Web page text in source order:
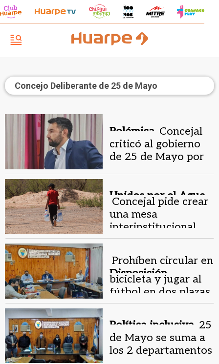
Concejo Deliberante de 25 de Mayo
Polémica. Concejal
criticó al gobierno
de 25 de Mayo por
Unidos por el Agua.
Concejal pide crear
una mesa
interinstitucional
por la falta de agua
Disposición
municipal .
Prohíben circular en
bicicleta y jugar al
fútbol en dos plazas
de 25 de Mayo
Política inclusiva. 25
de Mayo se suma a
los 2 departamentos